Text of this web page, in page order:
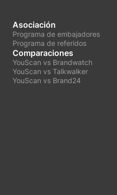
Asociación
Programa de embajadores
Programa de referidos
Comparaciones
YouScan vs Brandwatch
YouScan vs Talkwalker
YouScan vs Brand24